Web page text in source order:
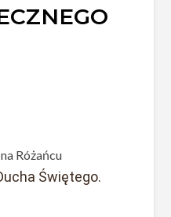
Różańcu
Świętego.